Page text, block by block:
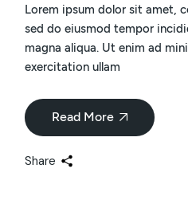
Lorem ipsum dolor sit amet,
sed do eiusmod tempor
magna aliqua. Ut enim ad
exercitation ullam
Read More
Share